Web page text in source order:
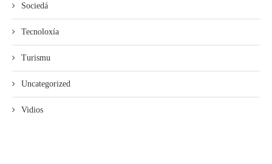
Sociedá
Tecnoloxía
Turismu
Uncategorized
Vidios